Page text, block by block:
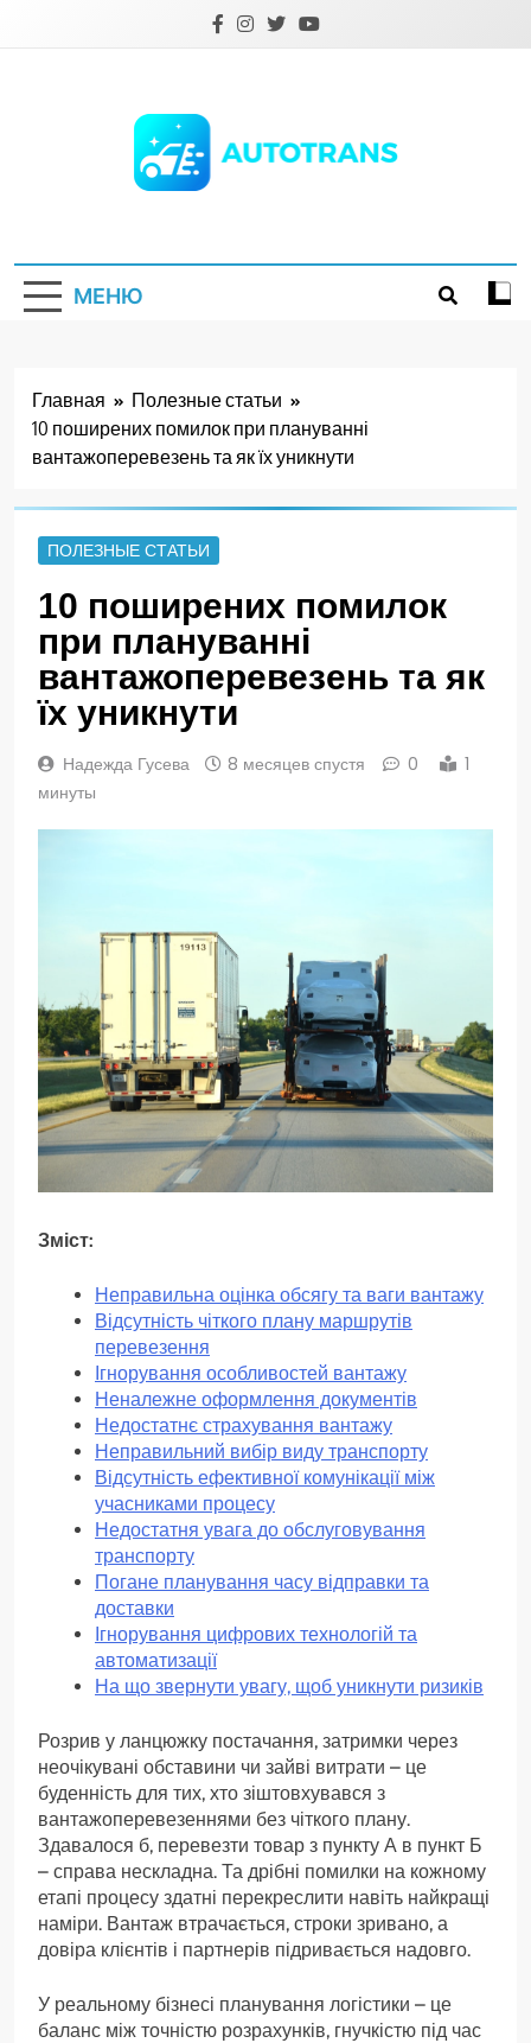
МЕНЮ
Главная
Полезные статьи
10 поширених помилок при плануванні
вантажоперевезень та як їх уникнути
ПОЛЕЗНЫЕ СТАТЬИ
10 поширених помилок
при плануванні
вантажоперевезень та як
їх уникнути
Надежда Гусева 8 месяцев спустя 0
1
минуты
Зміст:
Неправильна оцінка обсягу та ваги вантажу
Відсутність чіткого плану маршрутів
перевезення
Ігнорування особливостей вантажу
Неналежне оформлення документів
Недостатнє страхування вантажу
Неправильний вибір виду транспорту
Відсутність ефективної комунікації між
учасниками процесу
Недостатня увага до обслуговування
транспорту
Погане планування часу відправки та
доставки
Ігнорування цифрових технологій та
автоматизації
На що звернути увагу, щоб уникнути ризиків
Розрив у ланцюжку постачання, затримки через
неочікувані обставини чи зайві витрати – це
буденність для тих, хто зіштовхувався з
вантажоперевезеннями без чіткого плану.
Здавалося б, перевезти товар з пункту А в пункт Б
– справа нескладна. Та дрібні помилки на кожному
етапі процесу здатні перекреслити навіть найкращі
наміри. Вантаж втрачається, строки зривано, а
довіра клієнтів і партнерів підривається надовго.
У реальному бізнесі планування логістики – це
баланс між точністю розрахунків, гнучкістю під час